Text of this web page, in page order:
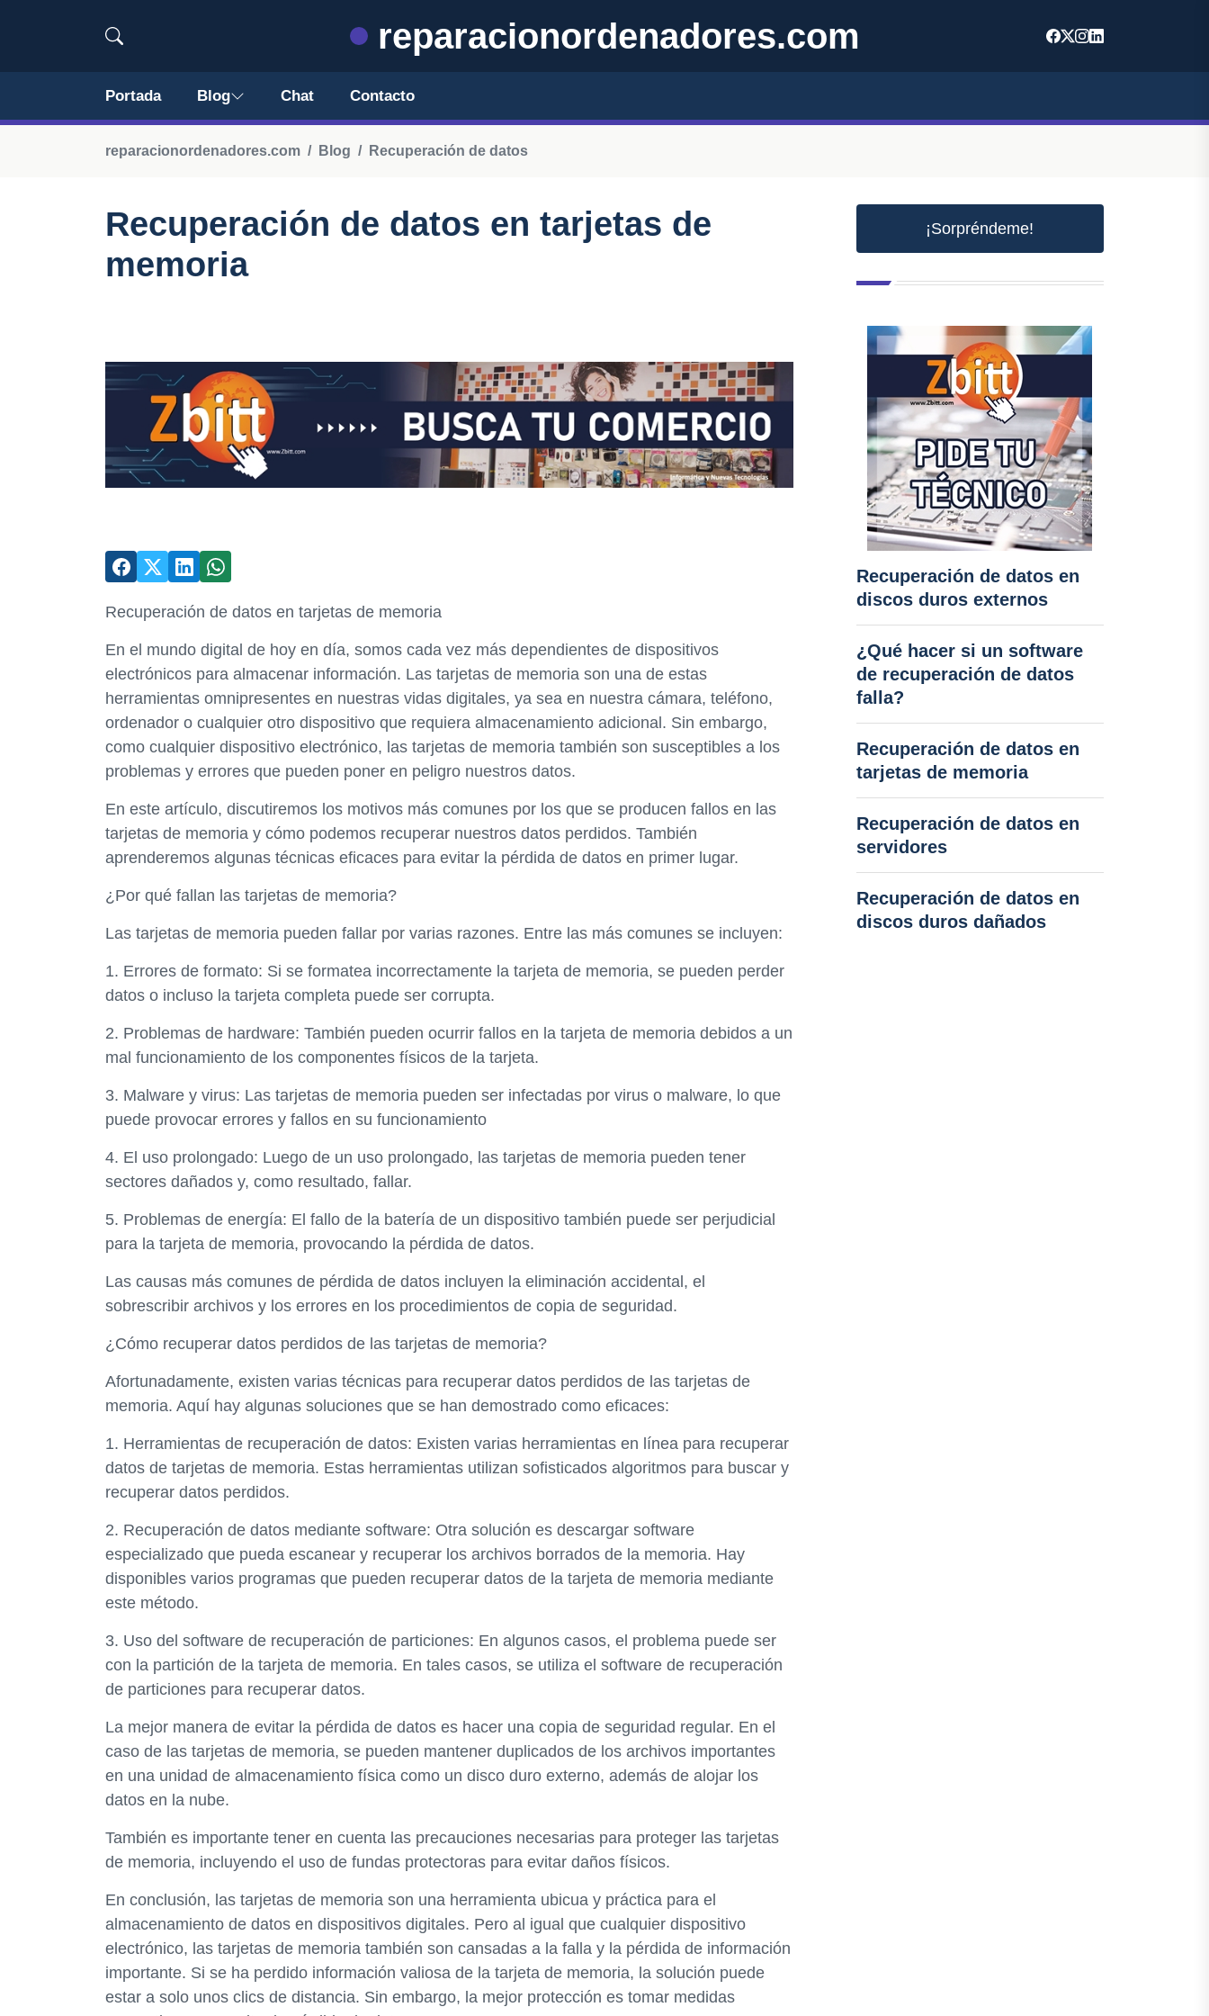
reparacionordenadores.com
Portada Blog Chat Contacto
reparacionordenadores.com Blog Recuperación de datos
Recuperación de datos en tarjetas de
memoria
Recuperación de datos en tarjetas de memoria
En el mundo digital de hoy en día, somos cada vez más dependientes de dispositivos
electrónicos para almacenar información. Las tarjetas de memoria son una de estas
herramientas omnipresentes en nuestras vidas digitales, ya sea en nuestra cámara, teléfono,
ordenador o cualquier otro dispositivo que requiera almacenamiento adicional. Sin embargo,
como cualquier dispositivo electrónico, las tarjetas de memoria también son susceptibles a los
problemas y errores que pueden poner en peligro nuestros datos.
En este artículo, discutiremos los motivos más comunes por los que se producen fallos en las
tarjetas de memoria y cómo podemos recuperar nuestros datos perdidos. También
aprenderemos algunas técnicas eficaces para evitar la pérdida de datos en primer lugar.
¿Por qué fallan las tarjetas de memoria?
Las tarjetas de memoria pueden fallar por varias razones. Entre las más comunes se incluyen:
1. Errores de formato: Si se formatea incorrectamente la tarjeta de memoria, se pueden perder
datos o incluso la tarjeta completa puede ser corrupta.
2. Problemas de hardware: También pueden ocurrir fallos en la tarjeta de memoria debidos a un
mal funcionamiento de los componentes físicos de la tarjeta.
3. Malware y virus: Las tarjetas de memoria pueden ser infectadas por virus o malware, lo que
puede provocar errores y fallos en su funcionamiento
4. El uso prolongado: Luego de un uso prolongado, las tarjetas de memoria pueden tener
sectores dañados y, como resultado, fallar.
5. Problemas de energía: El fallo de la batería de un dispositivo también puede ser perjudicial
para la tarjeta de memoria, provocando la pérdida de datos.
Las causas más comunes de pérdida de datos incluyen la eliminación accidental, el
sobrescribir archivos y los errores en los procedimientos de copia de seguridad.
¿Cómo recuperar datos perdidos de las tarjetas de memoria?
Afortunadamente, existen varias técnicas para recuperar datos perdidos de las tarjetas de
memoria. Aquí hay algunas soluciones que se han demostrado como eficaces:
1. Herramientas de recuperación de datos: Existen varias herramientas en línea para recuperar
datos de tarjetas de memoria. Estas herramientas utilizan sofisticados algoritmos para buscar y
recuperar datos perdidos.
2. Recuperación de datos mediante software: Otra solución es descargar software
especializado que pueda escanear y recuperar los archivos borrados de la memoria. Hay
disponibles varios programas que pueden recuperar datos de la tarjeta de memoria mediante
este método.
3. Uso del software de recuperación de particiones: En algunos casos, el problema puede ser
con la partición de la tarjeta de memoria. En tales casos, se utiliza el software de recuperación
de particiones para recuperar datos.
La mejor manera de evitar la pérdida de datos es hacer una copia de seguridad regular. En el
caso de las tarjetas de memoria, se pueden mantener duplicados de los archivos importantes
en una unidad de almacenamiento física como un disco duro externo, además de alojar los
datos en la nube.
También es importante tener en cuenta las precauciones necesarias para proteger las tarjetas
de memoria, incluyendo el uso de fundas protectoras para evitar daños físicos.
En conclusión, las tarjetas de memoria son una herramienta ubicua y práctica para el
almacenamiento de datos en dispositivos digitales. Pero al igual que cualquier dispositivo
electrónico, las tarjetas de memoria también son cansadas a la falla y la pérdida de información
importante. Si se ha perdido información valiosa de la tarjeta de memoria, la solución puede
estar a solo unos clics de distancia. Sin embargo, la mejor protección es tomar medidas
¡Sorpréndeme!
Recuperación de datos en
discos duros externos
¿Qué hacer si un software
de recuperación de datos
falla?
Recuperación de datos en
tarjetas de memoria
Recuperación de datos en
servidores
Recuperación de datos en
discos duros dañados